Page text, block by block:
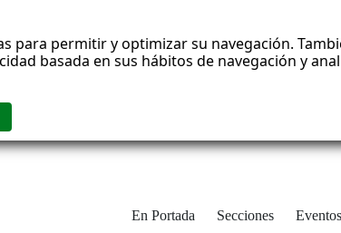
para permitir y optimizar su navegación.
basada en sus hábitos de navegación y
En Portada Secciones Eventos